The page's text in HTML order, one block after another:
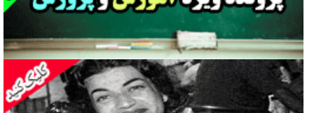
ارتقا می‌داد
راننده مست به قانون می‌خندد
همه آقای دوربینی شده‌ایم!
قصه ناتمام سرویس مدارس